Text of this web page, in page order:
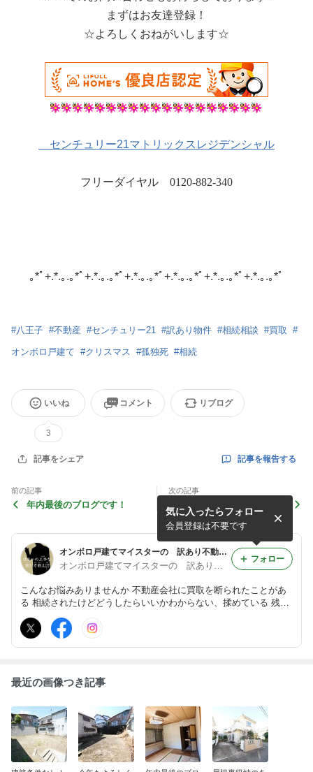
まずはお友達登録！
☆よろしくおねがいします☆
センチュリー21マトリックスレジデンシャル
フリーダイヤル 0120-882-340
｡*ﾟ+.*.｡.｡*ﾟ+.*.｡.｡*ﾟ+.*.｡.｡*ﾟ+.*.｡.｡*ﾟ+.*.｡.｡*ﾟ+.*.｡.｡*ﾟ
#八王子 #不動産 #センチュリー21 #訳あり物件 #相続相談 #買取 #
オンボロ戸建て #クリスマス #孤独死 #相続
いいね
3
コメント リブログ
記事をシェア 記事を報告する
前の記事
年内最後のブログです！
次の記事
屋根裏収納のあるお家、仕入
れました。
オンボロ戸建てマイスターの 訳あり不動産★買取日記
こんなお悩みありませんか 不動産会社に買取を断られたことがあ
る 相続されたけどどうしたらいいかわからない、揉めている 残置
物 雨漏り 事故物件 近隣トラブル ゴミ屋敷 再建築不可 傾
き 未接道 私たちにお任せください 訳あり物件の買取事例を
日々更新中
気に入ったらフォロー
会員登録は不要です
フォロー
最近の画像つき記事